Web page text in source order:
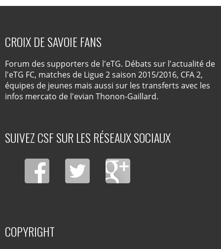
CROIX DE SAVOIE FANS
Forum des supporters de l'eTG. Débats sur l'actualité de
l'eTG FC, matches de Ligue 2 saison 2015/2016, CFA 2,
équipes de jeunes mais aussi sur les transferts avec les
infos mercato de l'evian Thonon-Gaillard.
SUIVEZ CSF SUR LES RÉSEAUX SOCIAUX
COPYRIGHT